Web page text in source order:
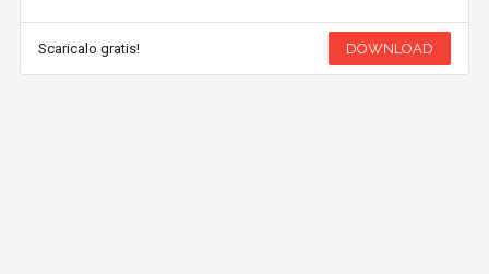
Scaricalo gratis! DOWNLOAD